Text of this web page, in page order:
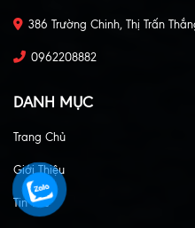
386 Trường Chinh, Thị Trấn
0962208882
DANH MỤC
Trang Chủ
Giới Thiệu
Tin Tức